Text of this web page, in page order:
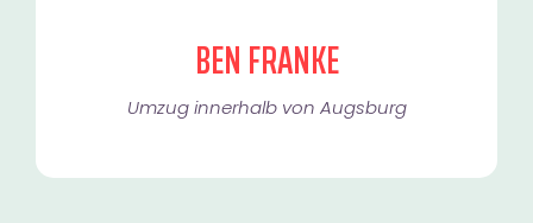
BEN FRANKE
Umzug innerhalb von Augsburg​